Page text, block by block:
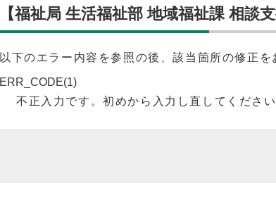
【福祉局 生活福祉部 地域福祉課 相談
以下のエラー内容を参照の後、該当箇所の修正を
ERR_CODE(1)
不正入力です。初めから入力し直してください